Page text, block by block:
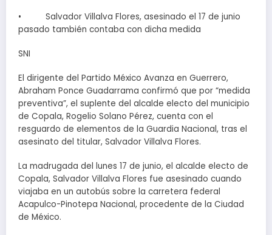
• Salvador Villalva Flores, asesinado el 17 de junio
pasado también contaba con dicha medida
SNI
El dirigente del Partido México Avanza en Guerrero,
Abraham Ponce Guadarrama confirmó que por “medida
preventiva”, el suplente del alcalde electo del municipio
de Copala, Rogelio Solano Pérez, cuenta con el
resguardo de elementos de la Guardia Nacional, tras el
asesinato del titular, Salvador Villalva Flores.
La madrugada del lunes 17 de junio, el alcalde electo de
Copala, Salvador Villalva Flores fue asesinado cuando
viajaba en un autobús sobre la carretera federal
Acapulco-Pinotepa Nacional, procedente de la Ciudad
de México.